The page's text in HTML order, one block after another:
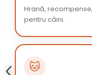
Hrană,
pentru câini.
🐱